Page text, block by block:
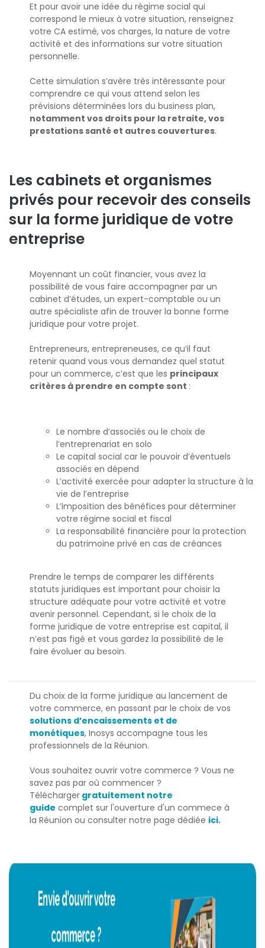
Et pour avoir une idée du régime social qui
correspond le mieux à votre situation, renseignez
votre CA estimé, vos charges, la nature de votre
activité et des informations sur votre situation
personnelle.
Cette simulation s’avère très intéressante pour
comprendre ce qui vous attend selon les
prévisions déterminées lors du business plan,
notamment vos droits pour la retraite, vos
prestations santé et autres couvertures.
Les cabinets et organismes
privés pour recevoir des conseils
sur la forme juridique de votre
entreprise
Moyennant un coût financier, vous avez la
possibilité de vous faire accompagner par un
cabinet d’études, un expert-comptable ou un
autre spécialiste afin de trouver la bonne forme
juridique pour votre projet.
Entrepreneurs, entrepreneuses, ce qu’il faut
retenir quand vous vous demandez quel statut
pour un commerce, c’est que les principaux
critères à prendre en compte sont :
Le nombre d’associés ou le choix de
l’entreprenariat en solo
Le capital social car le pouvoir d’éventuels
associés en dépend
L’activité exercée pour adapter la structure à la
vie de l’entreprise
L’imposition des bénéfices pour déterminer
votre régime social et fiscal
La responsabilité financière pour la protection
du patrimoine privé en cas de créances
Prendre le temps de comparer les différents
statuts juridiques est important pour choisir la
structure adéquate pour votre activité et votre
avenir personnel. Cependant, si le choix de la
forme juridique de votre entreprise est capital, il
n’est pas figé et vous gardez la possibilité de le
faire évoluer au besoin.
Du choix de la forme juridique au lancement de
votre commerce, en passant par le choix de vos
solutions d’encaissements et de
monétiques, Inosys accompagne tous les
professionnels de la Réunion.
Vous souhaitez ouvrir votre commerce ? Vous ne
savez pas par où commencer ?
Téléchargergratuitement notre
guide complet sur l'ouverture d'un commece à
la Réunion ou consulter notre page dédiée ici.